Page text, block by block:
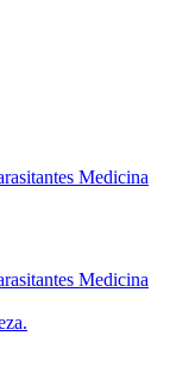
Medicina
Medicina